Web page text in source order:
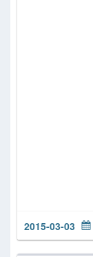
2015-03-03